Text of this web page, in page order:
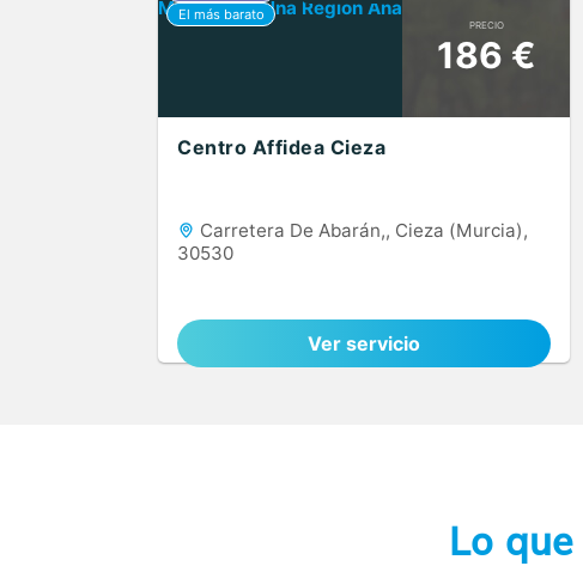
PRECIO
186 €
Centro Affidea Cieza
Carretera De Abarán,, Cieza (Murcia),
30530
Ver servicio
Lo